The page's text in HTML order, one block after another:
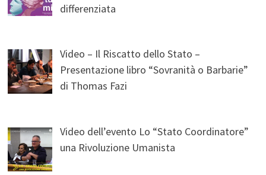
differenziata
Video – Il Riscatto dello Stato –
Presentazione libro “Sovranità o Barbarie”
di Thomas Fazi
Video dell’evento Lo “Stato Coordinatore”
una Rivoluzione Umanista